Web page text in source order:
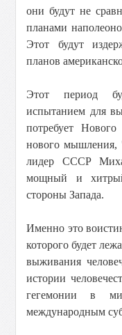
они будут не
планами
Этот будут
планов
Этот период
испытанием для
потребует
нового мышления,
лидер СССР
мощный и
стороны Запада.
Именно это
которого будет
выживания
истории
гегемонии в
международным